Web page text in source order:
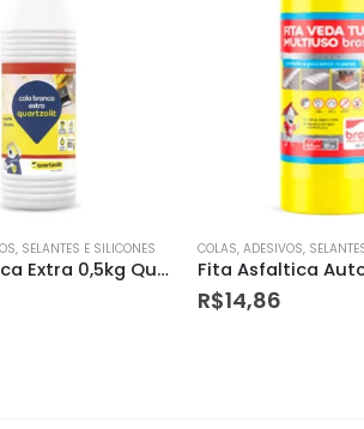
SELANTES E SILICONES
Fita Asfaltica Autoadesiva Brasilit 45cm
COLAS, ADESIVOS,
R$39,80